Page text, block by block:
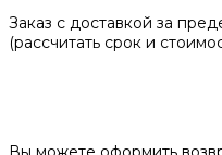
Заказ с доставкой за
(рассчитать срок и